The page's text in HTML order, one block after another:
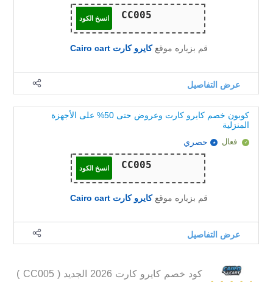
انسخ الكود
قم بزياره موقعكايرو كارت Cairo cart
عرض التفاصيل
كوبون خصم كايرو كارت وعروض حتى 50% على الأجهزة
المنزلية
فعال حصري
انسخ الكود
قم بزياره موقعكايرو كارت Cairo cart
عرض التفاصيل
كود خصم كايرو كارت 2026 الجديد ( CC005 )